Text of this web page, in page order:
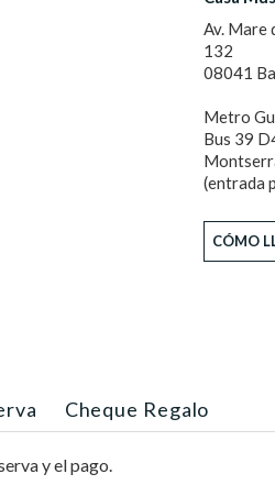
Av. Mare
132
08041
Metro
Bus 39
(entrada
CÓMO
Cheque Regalo
y el pago.